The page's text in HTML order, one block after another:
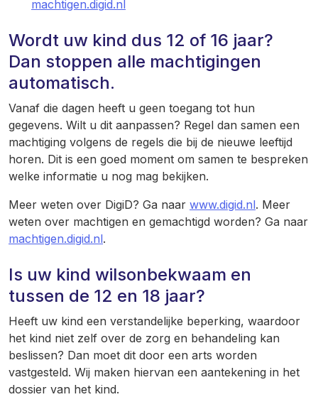
machtigen.digid.nl
Wordt uw kind dus 12 of 16 jaar?
Dan stoppen alle machtigingen
automatisch.
Vanaf die dagen heeft u geen toegang tot hun
gegevens. Wilt u dit aanpassen? Regel dan samen een
machtiging volgens de regels die bij de nieuwe leeftijd
horen. Dit is een goed moment om samen te bespreken
welke informatie u nog mag bekijken.
Meer weten over DigiD? Ga naar www.digid.nl. Meer
weten over machtigen en gemachtigd worden? Ga naar
machtigen.digid.nl.
Is uw kind wilsonbekwaam en
tussen de 12 en 18 jaar?
Heeft uw kind een verstandelijke beperking, waardoor
het kind niet zelf over de zorg en behandeling kan
beslissen? Dan moet dit door een arts worden
vastgesteld. Wij maken hiervan een aantekening in het
dossier van het kind.